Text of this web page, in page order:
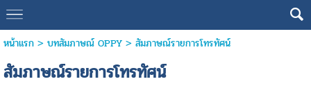
หน้าแรก> บทสัมภาษณ์ OPPY > สัมภาษณ์รายการโทรทัศน์
สัมภาษณ์รายการโทรทัศน์